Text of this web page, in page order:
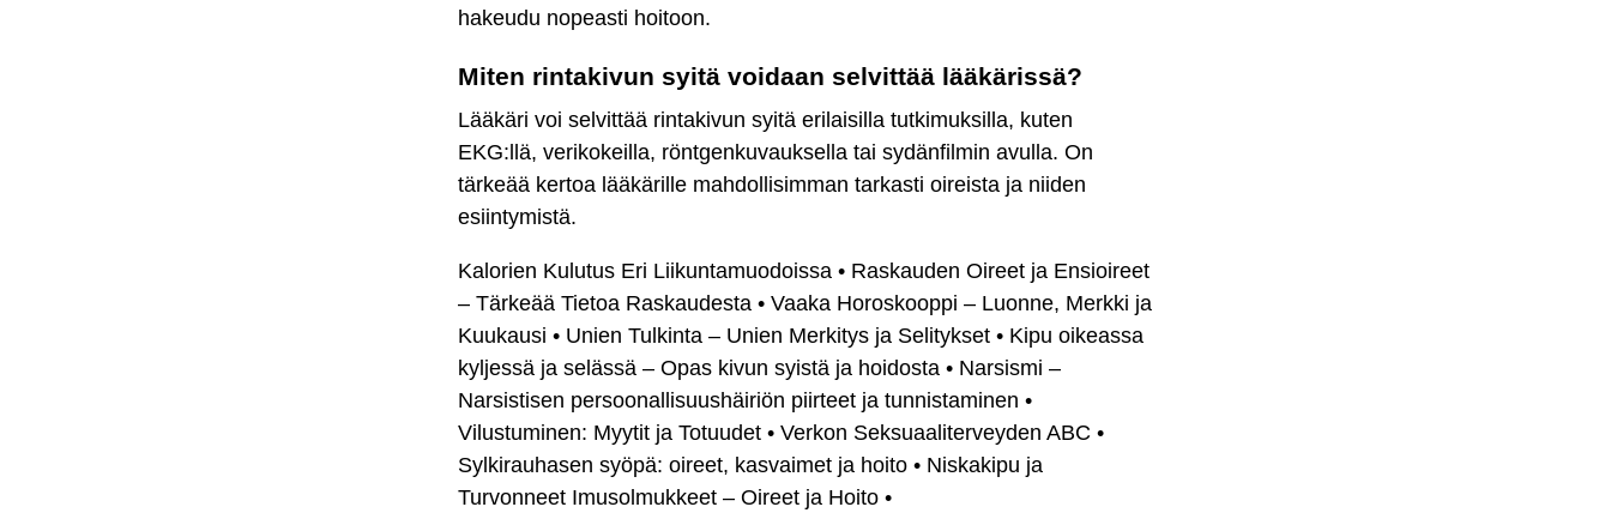
hakeudu nopeasti hoitoon.
Miten rintakivun syitä voidaan selvittää lääkärissä?
Lääkäri voi selvittää rintakivun syitä erilaisilla tutkimuksilla, kuten
EKG:llä, verikokeilla, röntgenkuvauksella tai sydänfilmin avulla. On
tärkeää kertoa lääkärille mahdollisimman tarkasti oireista ja niiden
esiintymistä.
Kalorien Kulutus Eri Liikuntamuodoissa • Raskauden Oireet ja Ensioireet
– Tärkeää Tietoa Raskaudesta • Vaaka Horoskooppi – Luonne, Merkki ja
Kuukausi • Unien Tulkinta – Unien Merkitys ja Selitykset • Kipu oikeassa
kyljessä ja selässä – Opas kivun syistä ja hoidosta • Narsismi –
Narsistisen persoonallisuushäiriön piirteet ja tunnistaminen •
Vilustuminen: Myytit ja Totuudet • Verkon Seksuaaliterveyden ABC •
Sylkirauhasen syöpä: oireet, kasvaimet ja hoito • Niskakipu ja
Turvonneet Imusolmukkeet – Oireet ja Hoito •